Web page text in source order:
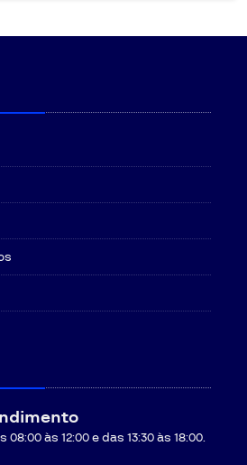
às 12:00 e das 13:30 às 18:00.